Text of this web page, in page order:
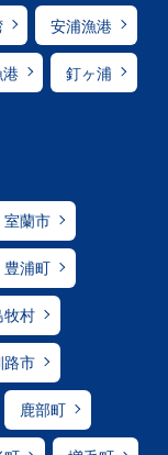
安浦漁港
港 釘ヶ浦
室蘭市
豊浦町
牧村
路市
鹿部町